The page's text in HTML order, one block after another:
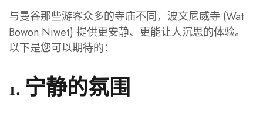
与曼谷那些游客众多的寺庙不同，波文尼威寺 (Wat
Bowon Niwet) 提供更安静、更能让人沉思的体验。
以下是您可以期待的：
1. 宁静的氛围